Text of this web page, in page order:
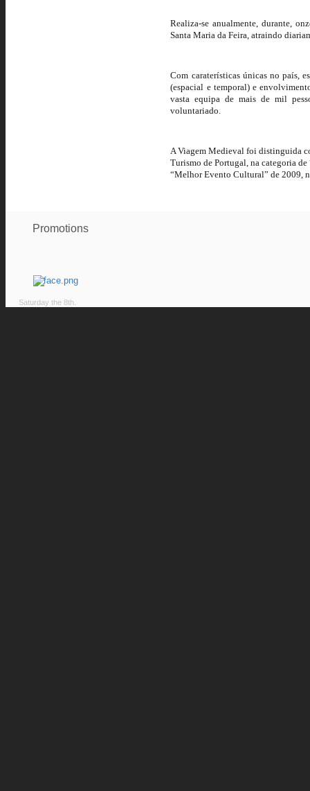
Realiza-se anualmente, durante,
Santa Maria da Feira, atraindo
Com caraterísticas únicas no país,
(espacial e temporal) e
vasta equipa de mais de mil
voluntariado.
A Viagem Medieval foi distinguida
Turismo de Portugal, na categoria
“Melhor Evento Cultural” de 2009,
Promotions
Saturday the 8th.